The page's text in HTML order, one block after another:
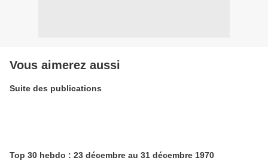
Vous aimerez aussi
Suite des publications
Top 30 hebdo : 23 décembre au 31 décembre 1970